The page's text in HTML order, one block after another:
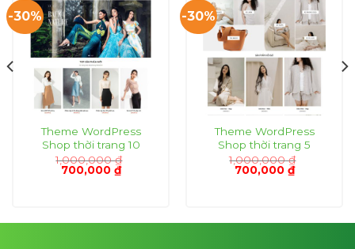
-30%
Theme WordPress
Shop thời trang 10
1,000,000₫
Giá
700,000 ₫Giá
hiện
-30%
Theme WordPress
Shop thời trang 5
1,000,000₫
Giá
700,000 ₫Giá
hiện